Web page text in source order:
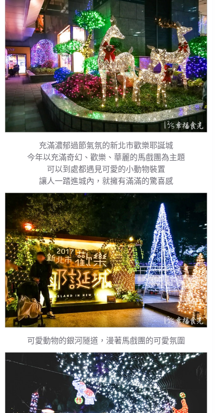
充滿濃郁過節氣氛的新北市歡樂耶誕城
今年以充滿奇幻、歡樂、華麗的馬戲團為主題
可以到處都遇見可愛的小動物裝置
讓人一踏進城內，就擁有滿滿的驚喜感
可愛動物的銀河隧道，漫著馬戲團的可愛氛圍